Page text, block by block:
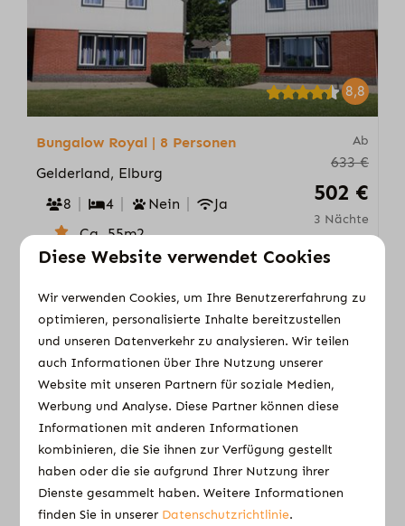
8,8
Ab
633 €
502 €
3 Nächte
2 Personen
Bungalow Royal | 8 Personen
Gelderland, Elburg
8
4 Nein
Ja
Ca. 55m2
3 Schlafzimmer und Sauna im
1 Schlafzimmer im Erdgeschoss
2 Bäder
2 Parkplätze
Ansehen
Diese Website verwendet Cookies
Wir verwenden Cookies, um Ihre Benutzererfahrung zu
optimieren, personalisierte Inhalte bereitzustellen
und unseren Datenverkehr zu analysieren. Wir teilen
auch Informationen über Ihre Nutzung unserer
Website mit unseren Partnern für soziale Medien,
Werbung und Analyse. Diese Partner können diese
Informationen mit anderen Informationen
kombinieren, die Sie ihnen zur Verfügung gestellt
haben oder die sie aufgrund Ihrer Nutzung ihrer
Dienste gesammelt haben. Weitere Informationen
finden Sie in unserer Datenschutzrichtlinie.